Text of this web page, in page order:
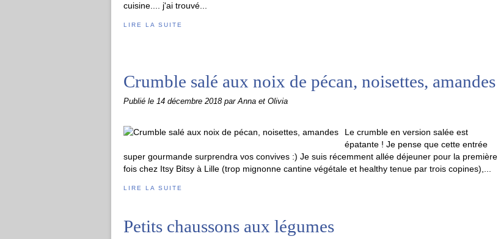
cuisine.... j'ai trouvé...
LIRE LA SUITE
Crumble salé aux noix de pécan, noisettes, amandes
Publié le 14 décembre 2018 par Anna et Olivia
Le crumble en version salée est
épatante ! Je pense que cette entrée
super gourmande surprendra vos convives :) Je suis récemment allée déjeuner pour la première
fois chez Itsy Bitsy à Lille (trop mignonne cantine végétale et healthy tenue par trois copines),...
LIRE LA SUITE
Petits chaussons aux légumes